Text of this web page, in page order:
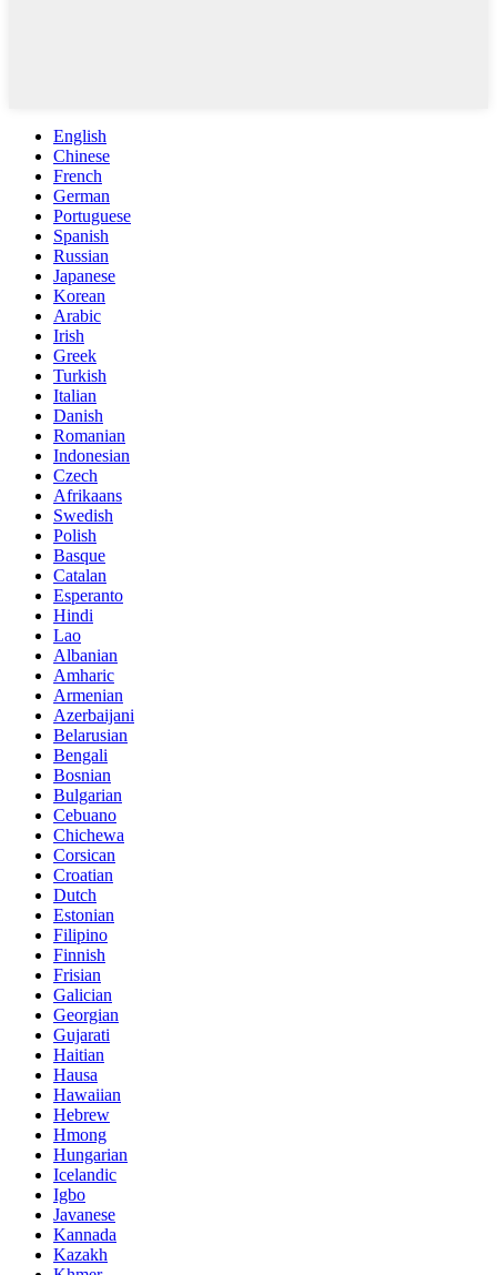
English
Chinese
French
German
Portuguese
Spanish
Russian
Japanese
Korean
Arabic
Irish
Greek
Turkish
Italian
Danish
Romanian
Indonesian
Czech
Afrikaans
Swedish
Polish
Basque
Catalan
Esperanto
Hindi
Lao
Albanian
Amharic
Armenian
Azerbaijani
Belarusian
Bengali
Bosnian
Bulgarian
Cebuano
Chichewa
Corsican
Croatian
Dutch
Estonian
Filipino
Finnish
Frisian
Galician
Georgian
Gujarati
Haitian
Hausa
Hawaiian
Hebrew
Hmong
Hungarian
Icelandic
Igbo
Javanese
Kannada
Kazakh